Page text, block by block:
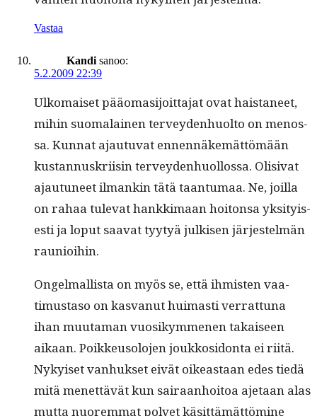
Vastaa
Kandi sanoo:
5.2.2009 22:39
Ulko­maiset pääo­masi­joit­ta­jat ovat hais­ta­neet,
mihin suo­ma­lainen ter­vey­den­huolto on menos­
sa. Kun­nat ajau­tu­vat ennen­näkemät­tömään
kus­tan­nuskri­isin ter­vey­den­huol­los­sa. Oli­si­vat
ajau­tuneet ilmankin tätä taan­tu­maa. Ne, joil­la
on rahaa tule­vat han­kki­maan hoiton­sa yksi­tyis­
es­ti ja lop­ut saa­vat tyy­tyä julkisen jär­jestelmän
raunioihin.
Ongel­mallista on myös se, että ihmis­ten vaa­
timus­ta­so on kas­vanut huimasti ver­rat­tuna
ihan muu­ta­man vuosikymme­nen takaiseen
aikaan. Poikkeu­solo­jen joukkosi­don­ta ei riitä.
Nykyiset van­huk­set eivät oikeas­t­aan edes tiedä
mitä menet­tävät kun sairaan­hoitoa aje­taan alas
mut­ta nuorem­mat pol­vet käsit­tämät­tömine